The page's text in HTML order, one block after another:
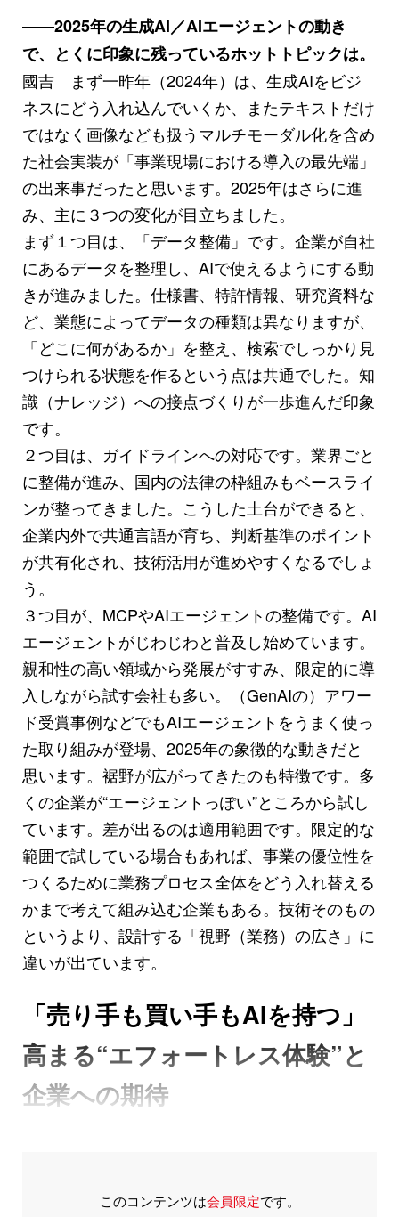
――2025年の生成AI／AIエージェントの動き
で、とくに印象に残っているホットトピックは。
國吉 まず一昨年（2024年）は、生成AIをビジ
ネスにどう入れ込んでいくか、またテキストだけ
ではなく画像なども扱うマルチモーダル化を含め
た社会実装が「事業現場における導入の最先端」
の出来事だったと思います。2025年はさらに進
み、主に３つの変化が目立ちました。
まず１つ目は、「データ整備」です。企業が自社
にあるデータを整理し、AIで使えるようにする動
きが進みました。仕様書、特許情報、研究資料な
ど、業態によってデータの種類は異なりますが、
「どこに何があるか」を整え、検索でしっかり見
つけられる状態を作るという点は共通でした。知
識（ナレッジ）への接点づくりが一歩進んだ印象
です。
２つ目は、ガイドラインへの対応です。業界ごと
に整備が進み、国内の法律の枠組みもベースライ
ンが整ってきました。こうした土台ができると、
企業内外で共通言語が育ち、判断基準のポイント
が共有化され、技術活用が進めやすくなるでしょ
う。
３つ目が、MCPやAIエージェントの整備です。AI
エージェントがじわじわと普及し始めています。
親和性の高い領域から発展がすすみ、限定的に導
入しながら試す会社も多い。（GenAIの）アワー
ド受賞事例などでもAIエージェントをうまく使っ
た取り組みが登場、2025年の象徴的な動きだと
思います。裾野が広がってきたのも特徴です。多
くの企業が“エージェントっぽい”ところから試し
ています。差が出るのは適用範囲です。限定的な
範囲で試している場合もあれば、事業の優位性を
つくるために業務プロセス全体をどう入れ替える
かまで考えて組み込む企業もある。技術そのもの
というより、設計する「視野（業務）の広さ」に
違いが出ています。
「売り手も買い手もAIを持つ」
高まる“エフォートレス体験”と
企業への期待
このコンテンツは会員限定です。